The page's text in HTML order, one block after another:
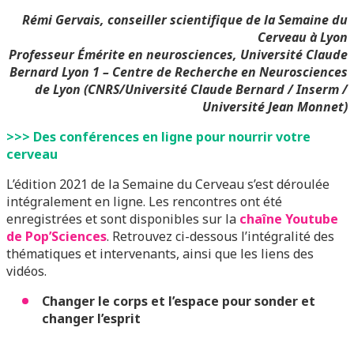
Rémi Gervais, conseiller scientifique de la Semaine du
Cerveau à Lyon
Professeur Émérite en neurosciences, Université Claude
Bernard Lyon 1 – Centre de Recherche en Neurosciences
de Lyon (CNRS/Université Claude Bernard / Inserm /
Université Jean Monnet)
>>> Des conférences en ligne pour nourrir votre
cerveau
L’édition 2021 de la Semaine du Cerveau s’est déroulée
intégralement en ligne. Les rencontres ont été
enregistrées et sont disponibles sur la chaîne Youtube
de Pop’Sciences. Retrouvez ci-dessous l’intégralité des
thématiques et intervenants, ainsi que les liens des
vidéos.
Changer le corps et l’espace pour sonder et
changer l’esprit